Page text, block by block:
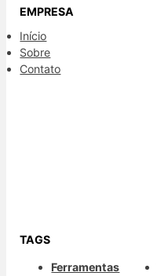
EMPRESA
Início
Sobre
Contato
TAGS
Ferramentas